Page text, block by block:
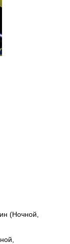
(Ночной,